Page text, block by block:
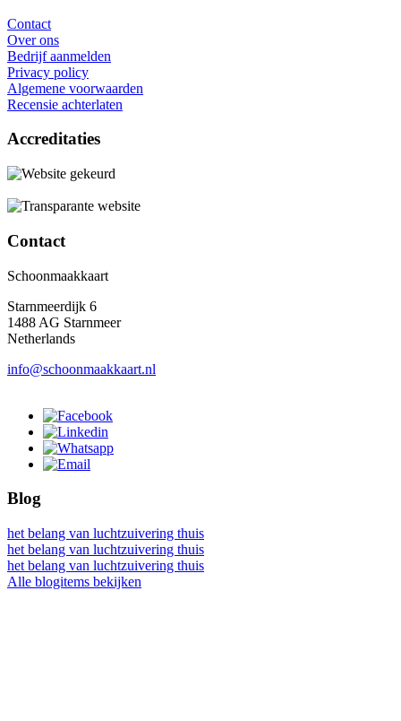
Contact
Over ons
Bedrijf aanmelden
Privacy policy
Algemene voorwaarden
Recensie achterlaten
Accreditaties
Contact
Schoonmaakkaart
Starnmeerdijk 6
1488 AG Starnmeer
Netherlands
info@schoonmaakkaart.nl
Blog
het belang van luchtzuivering thuis
het belang van luchtzuivering thuis
het belang van luchtzuivering thuis
Alle blogitems bekijken